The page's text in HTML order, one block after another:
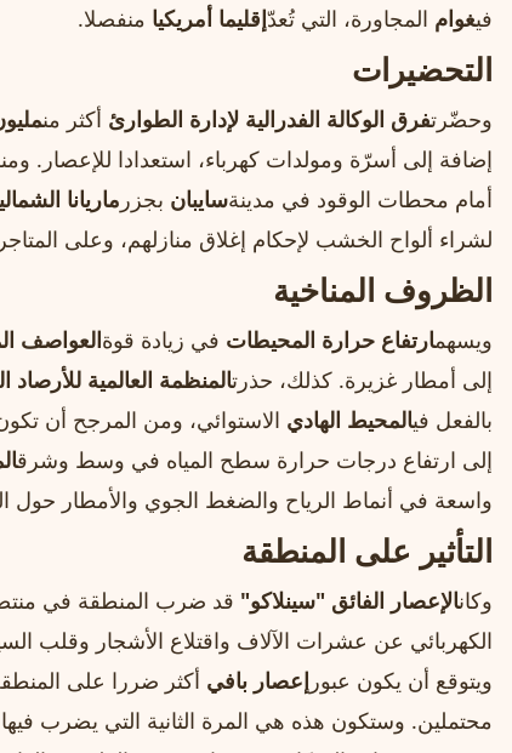
فيغوام المجاورة، التي تُعدّإقليما أمريكيا منفصلا.
التحضيرات
وحضّرتفرق الوكالة الفدرالية لإدارة الطوارئ أكثر من
إضافة إلى أسرّة ومولدات كهرباء، استعدادا للإعصار.
أمام محطات الوقود في مدينةسايبان بجزر ماريانا
لشراء ألواح الخشب لإحكام إغلاق منازلهم، وعلى
الظروف المناخية
ويسهمارتفاع حرارة المحيطات في زيادة قوةالعواصف
إلى أمطار غزيرة. كذلك، حذرتالمنظمة العالمية للأرصاد
بالفعل فيالمحيط الهادي الاستوائي، ومن المرجح أن
إلى ارتفاع درجات حرارة سطح المياه في وسط وشرق
واسعة في أنماط الرياح والضغط الجوي والأمطار حول
التأثير على المنطقة
وكانالإعصار الفائق "سينلاكو" قد ضرب المنطقة في
الكهربائي عن عشرات الآلاف واقتلاع الأشجار وقلب
ويتوقع أن يكون عبور إعصار بافي أكثر ضررا على
محتملين. وستكون هذه هي المرة الثانية التي يضرب